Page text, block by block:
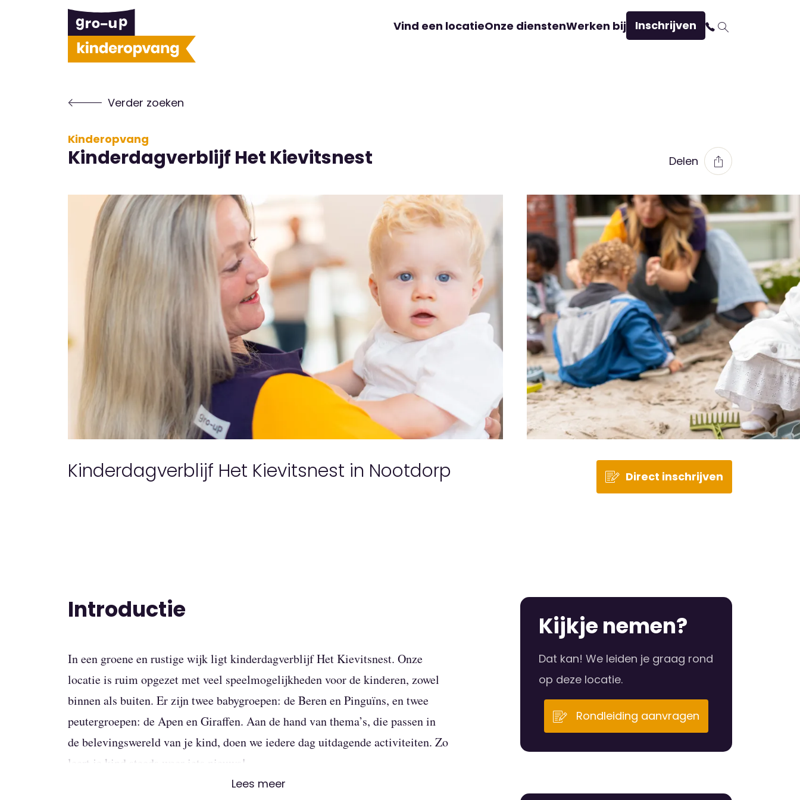
Vind een locatieOnze dienstenWerken bij Inschrijven
Verder zoeken
Kinderopvang
Kinderdagverblijf Het Kievitsnest Delen
Kinderdagverblijf Het Kievitsnest in Nootdorp Direct inschrijven
Introductie
In een groene en rustige wijk ligt kinderdagverblijf Het Kievitsnest. Onze
locatie is ruim opgezet met veel speelmogelijkheden voor de kinderen, zowel
binnen als buiten. Er zijn twee babygroepen: de Beren en Pinguïns, en twee
peutergroepen: de Apen en Giraffen. Aan de hand van thema’s, die passen in
de belevingswereld van je kind, doen we iedere dag uitdagende activiteiten. Zo
leert je kind steeds weer iets nieuws!
Verstoppen in de speelhal
Lees meer
Kijkje nemen?
Dat kan! We leiden je graag rond
op deze locatie.
Rondleiding aanvragen